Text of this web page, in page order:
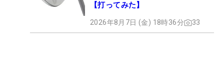
【打ってみた】
2026年8月7日 (金) 18時36分 33